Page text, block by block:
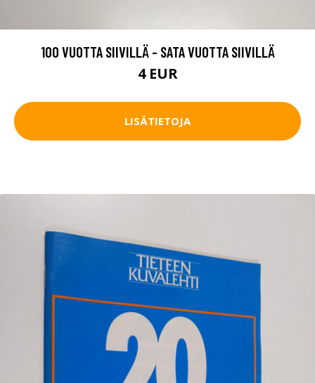
100 VUOTTA SIIVILLÄ - SATA VUOTTA SIIVILLÄ
4 EUR
LISÄTIETOJA